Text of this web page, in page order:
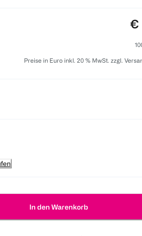
€
Preise in Euro inkl. 20 % MwSt. zzgl.
In den Warenkorb